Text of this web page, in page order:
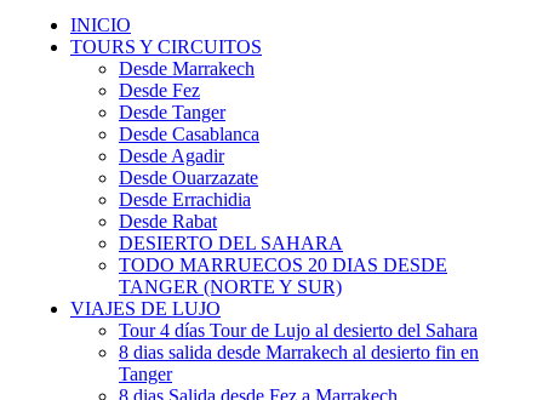
INICIO
TOURS Y CIRCUITOS
Desde Marrakech
Desde Fez
Desde Tanger
Desde Casablanca
Desde Agadir
Desde Ouarzazate
Desde Errachidia
Desde Rabat
DESIERTO DEL SAHARA
TODO MARRUECOS 20 DIAS DESDE
TANGER (NORTE Y SUR)
VIAJES DE LUJO
Tour 4 días Tour de Lujo al desierto del Sahara
8 dias salida desde Marrakech al desierto fin en
Tanger
8 dias Salida desde Fez a Marrakech